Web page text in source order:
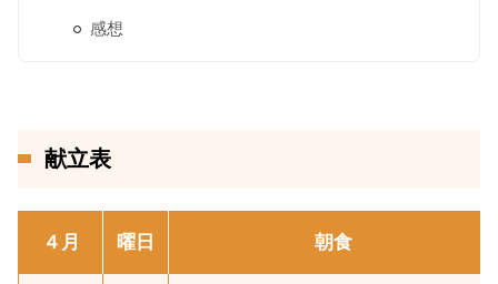
感想
献立表
４月 曜日 朝食